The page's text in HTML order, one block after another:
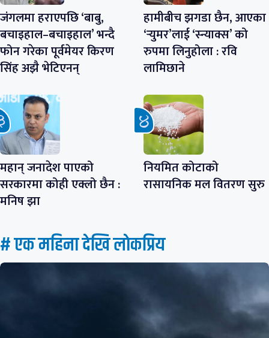
जंगलमा हराएपछि ‘बाबु,
बचाइहाल–बचाइहाल’ भन्दै
फोन गरेका पूर्वमेयर किरण
सिंह अझै भेटिएनन्
हामीबीच झगडा छैन, आएका
‘र्‍युमर’लाई ‘स्न्याक्स’ को
रुपमा लिनुहोला : रवि
लामिछाने
महान् जनादेश पाएको
सरकारमा कोही एक्लो छैन :
मनिष झा
नियमित कोटाको
रासायनिक मल वितरण सुरु
# एक महिना देखि लाेकप्रिय